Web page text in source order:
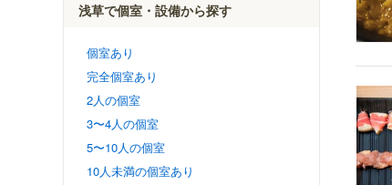
浅草で個室・設備から探す
個室あり
完全個室あり
2人の個室
3〜4人の個室
5〜10人の個室
10人未満の個室あり